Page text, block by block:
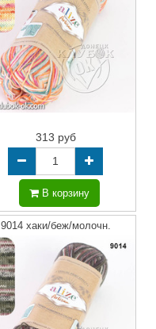
313 руб
В корзину
9014 хаки/беж/молочн.